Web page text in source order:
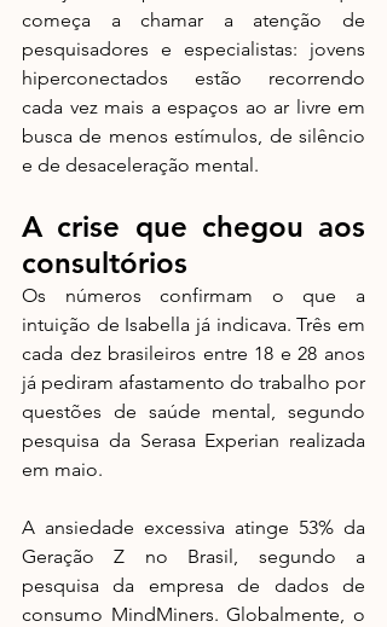
começa a chamar a atenção de
pesquisadores e especialistas: jovens
hiperconectados estão recorrendo
cada vez mais a espaços ao ar livre em
busca de menos estímulos, de silêncio
e de desaceleração mental.
A crise que chegou aos
consultórios
Os números confirmam o que a
intuição de Isabella já indicava. Três em
cada dez brasileiros entre 18 e 28 anos
já pediram afastamento do trabalho por
questões de saúde mental, segundo
pesquisa da Serasa Experian realizada
em maio.
A ansiedade excessiva atinge 53% da
Geração Z no Brasil, segundo a
pesquisa da empresa de dados de
consumo MindMiners. Globalmente, o